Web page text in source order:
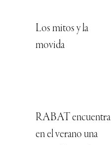
Los mitos y la
movida
RABAT encuentra
en el verano una